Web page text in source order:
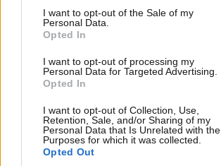
consent section.
I want to opt-out of the Sale of my
Personal Data.
Opted In
I want to opt-out of processing my
Personal Data for Targeted Advertising.
Opted In
I want to opt-out of Collection, Use,
Retention, Sale, and/or Sharing of my
Personal Data that Is Unrelated with the
Purposes for which it was collected.
Opted Out